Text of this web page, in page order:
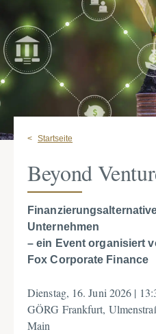
Startseite
Beyond
Unternehmen
– ein Event organisiert
Fox Corporate Finance
Dienstag, 16. Juni 2026 |
GÖRG Frankfurt,
Main